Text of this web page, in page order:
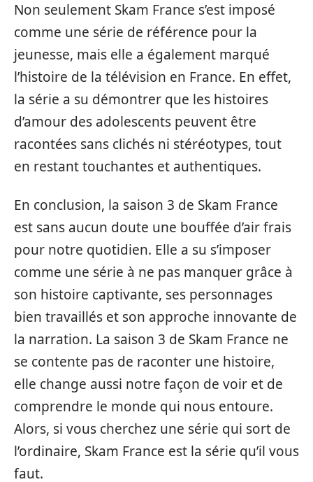
Non seulement Skam France s’est imposé
comme une série de référence pour la
jeunesse, mais elle a également marqué
l’histoire de la télévision en France. En effet,
la série a su démontrer que les histoires
d’amour des adolescents peuvent être
racontées sans clichés ni stéréotypes, tout
en restant touchantes et authentiques.
En conclusion, la saison 3 de Skam France
est sans aucun doute une bouffée d’air frais
pour notre quotidien. Elle a su s’imposer
comme une série à ne pas manquer grâce à
son histoire captivante, ses personnages
bien travaillés et son approche innovante de
la narration. La saison 3 de Skam France ne
se contente pas de raconter une histoire,
elle change aussi notre façon de voir et de
comprendre le monde qui nous entoure.
Alors, si vous cherchez une série qui sort de
l’ordinaire, Skam France est la série qu’il vous
faut.